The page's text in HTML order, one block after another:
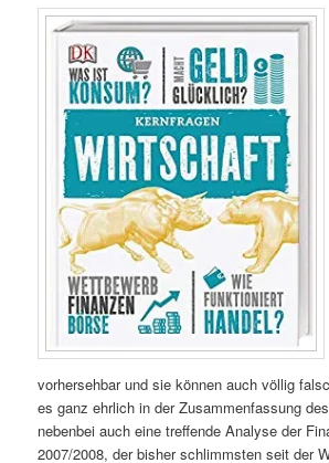
vorhersehbar und sie können auch völlig
es ganz ehrlich in der Zusammenfassung
nebenbei auch eine treffende Analyse der
2007/2008, der bisher schlimmsten seit der